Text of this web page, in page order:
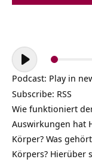
Audio-
Player
Podcast: Play in
Subscribe: RSS
Wie funktioniert
Auswirkungen hat
Körper? Was
Körpers? Hierüber